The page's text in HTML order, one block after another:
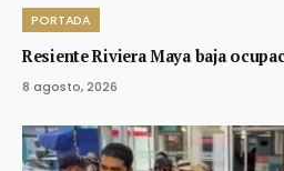
PORTADA
Resiente Riviera Maya baja
8 agosto, 2026